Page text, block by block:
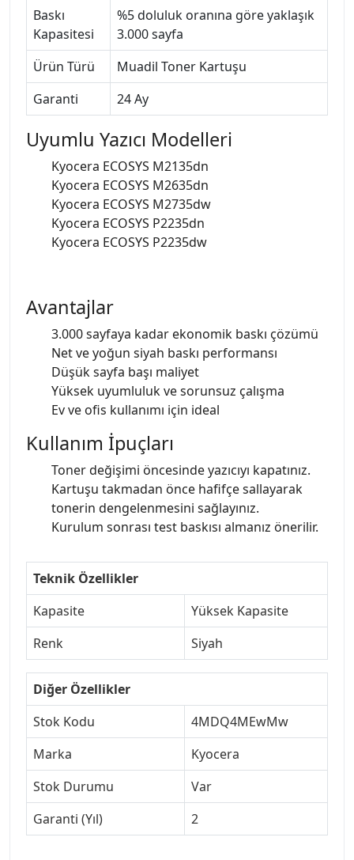
Baskı
Kapasitesi
%5 doluluk oranına göre yaklaşık
3.000 sayfa
Ürün Türü
Muadil Toner Kartuşu
Garanti
24 Ay
Uyumlu Yazıcı Modelleri
Kyocera ECOSYS M2135dn
Kyocera ECOSYS M2635dn
Kyocera ECOSYS M2735dw
Kyocera ECOSYS P2235dn
Kyocera ECOSYS P2235dw
Avantajlar
3.000 sayfaya kadar ekonomik baskı çözümü
Net ve yoğun siyah baskı performansı
Düşük sayfa başı maliyet
Yüksek uyumluluk ve sorunsuz çalışma
Ev ve ofis kullanımı için ideal
Kullanım İpuçları
Toner değişimi öncesinde yazıcıyı kapatınız.
Kartuşu takmadan önce hafifçe sallayarak
tonerin dengelenmesini sağlayınız.
Kurulum sonrası test baskısı almanız önerilir.
Teknik Özellikler
Kapasite
Yüksek Kapasite
Renk
Siyah
Diğer Özellikler
Stok Kodu
4MDQ4MEwMw
Marka
Kyocera
Stok Durumu
Var
Garanti (Yıl)
2